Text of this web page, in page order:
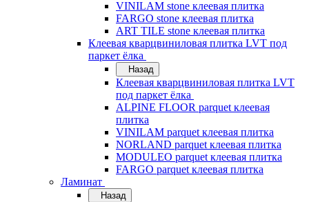
VINILAM stone клеевая плитка
FARGO stone клеевая плитка
ART TILE stone клеевая плитка
Клеевая кварцвиниловая плитка LVT под
паркет ёлка
Назад
Клеевая кварцвиниловая плитка LVT
под паркет ёлка
ALPINE FLOOR parquet клеевая
плитка
VINILAM parquet клеевая плитка
NORLAND parquet клеевая плитка
MODULEO parquet клеевая плитка
FARGO parquet клеевая плитка
Ламинат
Назад